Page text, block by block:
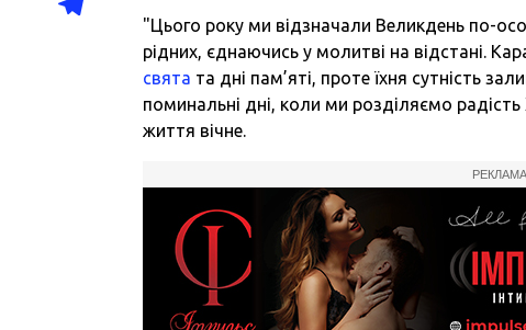
"Цього року ми відзначали Великдень по-
рідних, єднаючись у молитві на відстані.
свята та дні пам’яті, проте їхня сутність
поминальні дні, коли ми розділяємо
життя вічне.
РЕКЛАМА